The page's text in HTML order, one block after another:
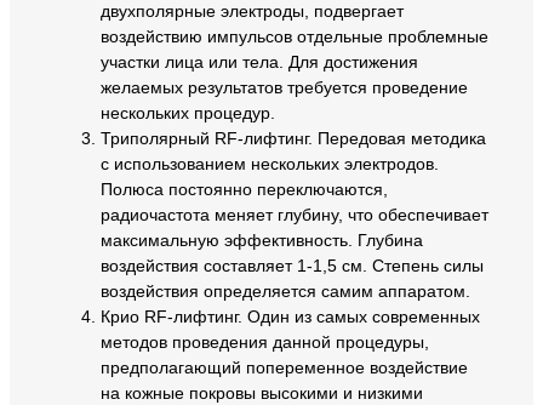
двухполярные электроды, подвергает
воздействию импульсов отдельные проблемные
участки лица или тела. Для достижения
желаемых результатов требуется проведение
нескольких процедур.
Триполярный RF-лифтинг. Передовая методика
с использованием нескольких электродов.
Полюса постоянно переключаются,
радиочастота меняет глубину, что обеспечивает
максимальную эффективность. Глубина
воздействия составляет 1-1,5 см. Степень силы
воздействия определяется самим аппаратом.
Крио RF-лифтинг. Один из самых современных
методов проведения данной процедуры,
предполагающий попеременное воздействие
на кожные покровы высокими и низкими